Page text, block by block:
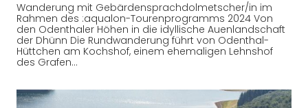
Wanderung mit Gebärdensprachdolmetscher/in im
Rahmen des :aqualon-Tourenprogramms 2024 Von
den Odenthaler Höhen in die idyllische Auenlandschaft
der Dhünn Die Rundwanderung führt von Odenthal-
Hüttchen am Kochshof, einem ehemaligen Lehnshof
des Grafen…